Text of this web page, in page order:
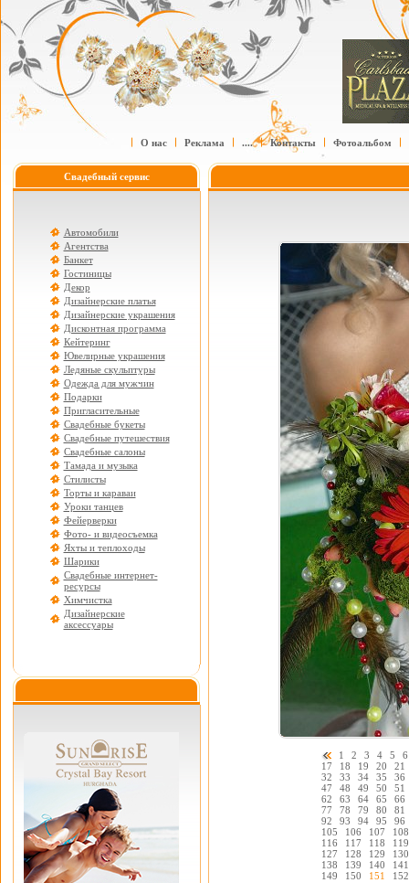
О нас Реклама .... Контакты Фотоальбом
Свадебный сервис
Автомобили
Агентства
Банкет
Гостиницы
Декор
Дизайнерские платья
Дизайнерские украшения
Дисконтная программа
Кейтеринг
Ювелирные украшения
Ледяные скульптуры
Одежда для мужчин
Подарки
Пригласительные
Свадебные букеты
Свадебные путешествия
Свадебные салоны
Тамада и музыка
Стилисты
Торты и караваи
Уроки танцев
Фейерверки
Фото- и видеосъемка
Яхты и теплоходы
Шарики
Свадебные интернет-
ресурсы
Химчистка
Дизайнерские
аксессуары
1 2 3 4 5
6
17
18 19 20
21
32
33 34 35
36
47
48 49 50
51
62
63 64 65
66
77
78 79 80
81
92
93 94 95
96
105
106 107
108
116
117 118
119
127
128 129
130
138
139 140
141
149
150 151
152